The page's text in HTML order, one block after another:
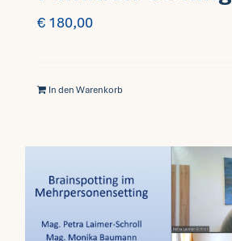
€ 180,00
In den Warenkorb